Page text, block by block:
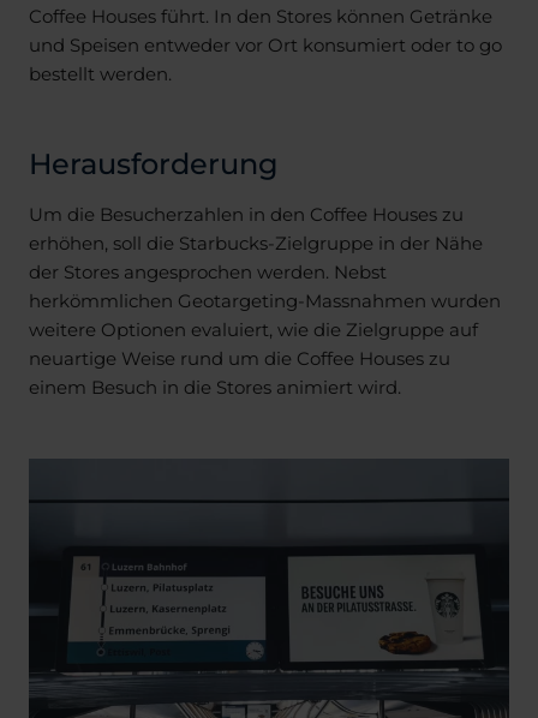
Coffee Houses führt. In den Stores können Getränke
und Speisen entweder vor Ort konsumiert oder to go
bestellt werden.
Herausforderung
Um die Besucherzahlen in den Coffee Houses zu
erhöhen, soll die Starbucks-Zielgruppe in der Nähe
der Stores angesprochen werden. Nebst
herkömmlichen Geotargeting-Massnahmen wurden
weitere Optionen evaluiert, wie die Zielgruppe auf
neuartige Weise rund um die Coffee Houses zu
einem Besuch in die Stores animiert wird.